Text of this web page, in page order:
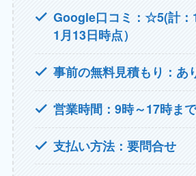
Google口コミ：☆5(計：
1月13日時点）
事前の無料見積もり：あ
営業時間：9時～17時ま
支払い方法：要問合せ